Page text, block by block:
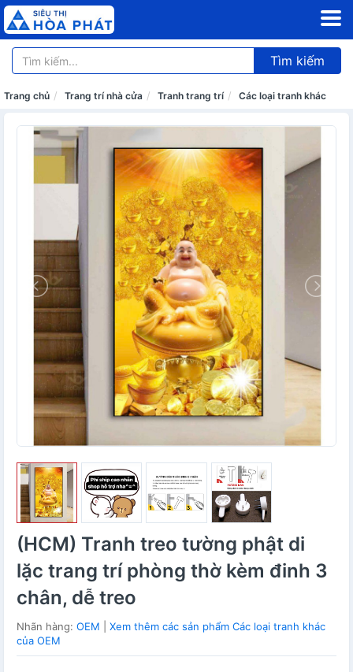
Tìm kiếm
Trang chủ Trang trí nhà cửa Tranh trang trí Các loại tranh khác
(HCM) Tranh treo tường phật di
lặc trang trí phòng thờ kèm đinh 3
chân, dễ treo
Nhãn hàng: OEM
Xem thêm các sản phẩm Các loại tranh khác
của OEM